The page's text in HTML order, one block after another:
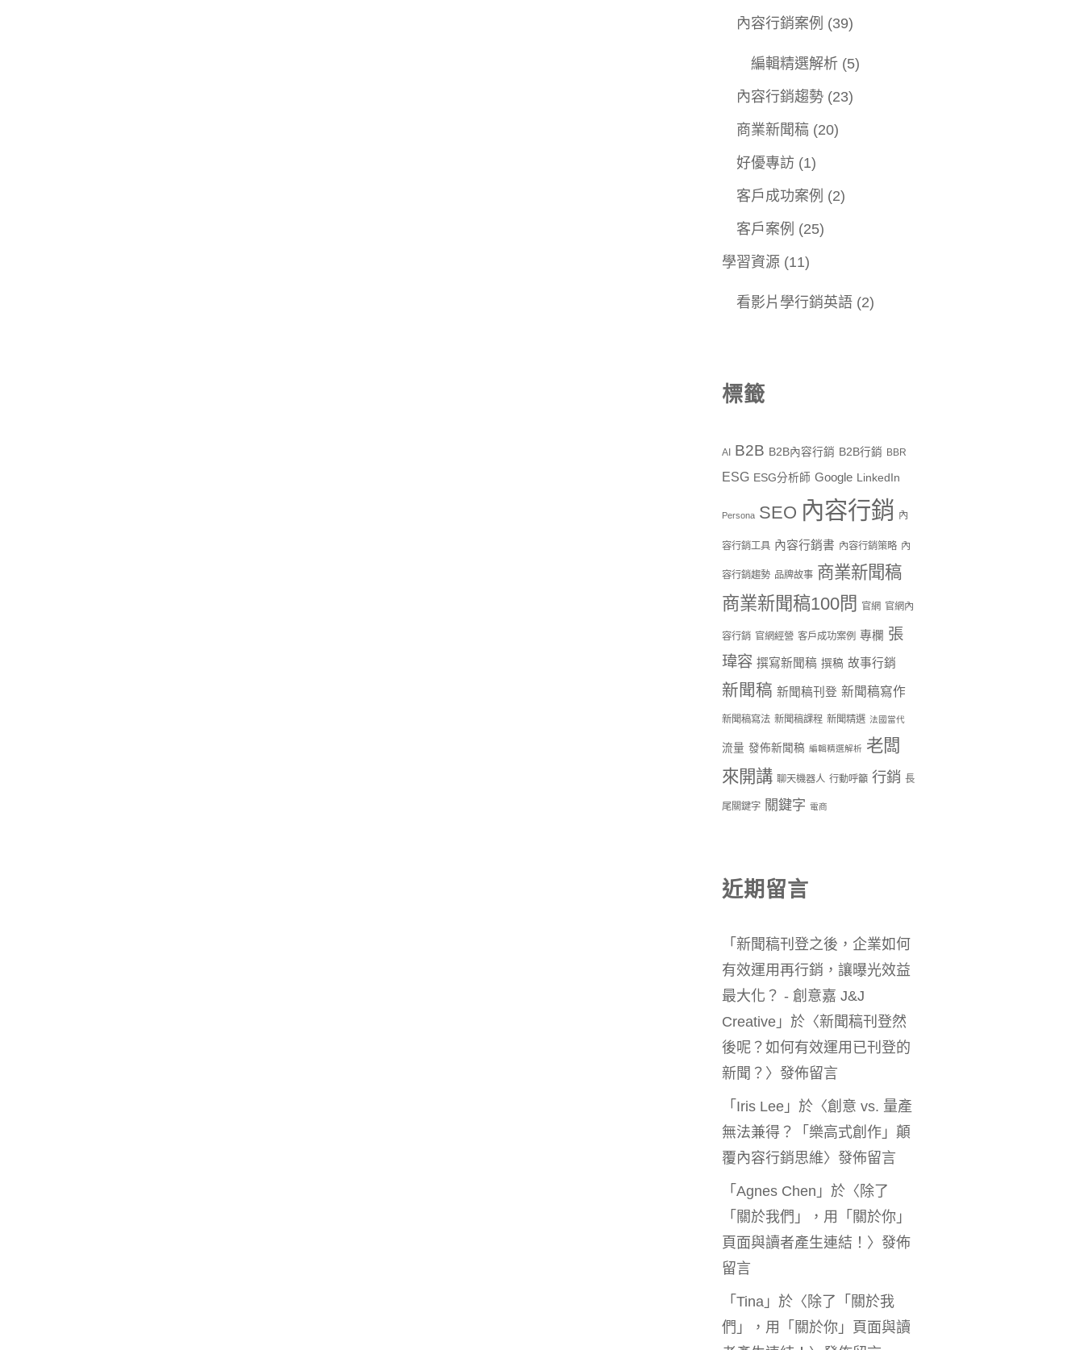
內容行銷案例 (39)
編輯精選解析 (5)
內容行銷趨勢 (23)
商業新聞稿 (20)
好優專訪 (1)
客戶成功案例 (2)
客戶案例 (25)
學習資源 (11)
看影片學行銷英語 (2)
標籤
AI B2B B2B內容行銷 B2B行銷 BBR
ESG ESG分析師 Google LinkedIn
Persona SEO 內容行銷 內
容行銷工具 內容行銷書 內容行銷策略 內
容行銷趨勢 品牌故事 商業新聞稿
商業新聞稿100問 官網 官網內
容行銷 官網經營 客戶成功案例 專欄 張
瑋容 撰寫新聞稿 撰稿 故事行銷
新聞稿 新聞稿刊登 新聞稿寫作
新聞稿寫法 新聞稿課程 新聞精選 法國當代
流量 發佈新聞稿 編輯精選解析 老闆
來開講 聊天機器人 行動呼籲 行銷 長
尾關鍵字 關鍵字 電商
近期留言
「 新聞稿刊登之後，企業如何
有效運用再行銷，讓曝光效益
最大化？ - 創意嘉 J&J
Creative 」於〈新聞稿刊登然
後呢？如何有效運用已刊登的
新聞？ 〉發佈留言
「 Iris Lee 」於〈創意 vs. 量產
無法兼得？「樂高式創作」顛
覆內容行銷思維〉發佈留言
「 Agnes Chen 」於〈 除了
「關於我們」，用「關於你」
頁面與讀者產生連結！ 〉發佈
留言
「 Tina 」於〈 除了「關於我
們」，用「關於你」頁面與讀